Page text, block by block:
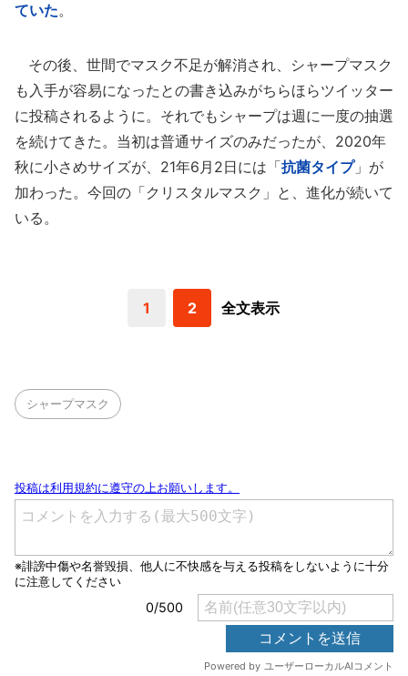
ていた。
その後、世間でマスク不足が解消され、シャープマスク
も入手が容易になったとの書き込みがちらほらツイッター
に投稿されるように。それでもシャープは週に一度の抽選
を続けてきた。当初は普通サイズのみだったが、2020年
秋に小さめサイズが、21年6月2日には「抗菌タイプ」が
加わった。今回の「クリスタルマスク」と、進化が続いて
いる。
1 2 全文表示
シャープマスク